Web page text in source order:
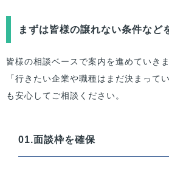
まずは皆様の譲れない条件など
皆様の相談ベースで案内を進めていきま
「行きたい企業や職種はまだ決まって
も安心してご相談ください。
01.面談枠を確保